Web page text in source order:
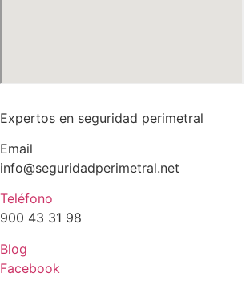
Expertos en seguridad perimetral
Email
info@seguridadperimetral.net
Teléfono
900 43 31 98
Blog
Facebook